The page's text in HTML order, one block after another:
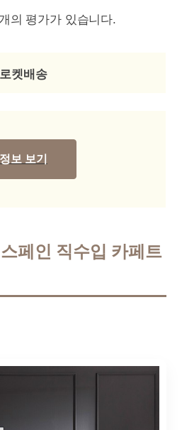
개의 평가가 있습니다.
로켓배송
정보 보기
페인 직수입 카페트